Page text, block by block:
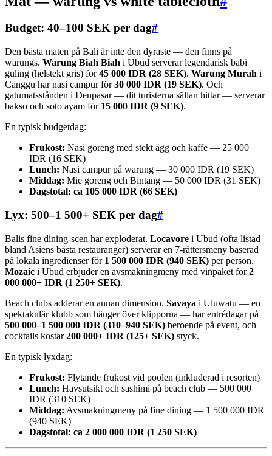
Budget: 40–100 SEK per dag#
Den bästa maten på Bali är inte den dyraste — den finns på
warungs. Warung Biah Biah i Ubud serverar legendarisk babi
guling (helstekt gris) för45 000 IDR (28 SEK). Warung Murah i
Canggu har nasi campur för30 000 IDR (19 SEK). Och
gatumatsstånden i Denpasar — dit turisterna sällan hittar — serverar
bakso och soto ayam för 15 000 IDR (9 SEK).
En typisk budgetdag:
Frukost: Nasi goreng med stekt ägg och kaffe — 25 000
IDR (16 SEK)
Lunch: Nasi campur på warung — 30 000 IDR (19 SEK)
Middag: Mie goreng och Bintang — 50 000 IDR (31 SEK)
Dagstotal: ca 105 000 IDR (66 SEK)
Lyx: 500–1 500+ SEK per dag#
Balis fine dining-scen har exploderat. Locavore i Ubud (ofta listad
bland Asiens bästa restauranger) serverar en 7-rättersmeny baserad
på lokala ingredienser för 1 500 000 IDR (940 SEK) per person.
Mozaic i Ubud erbjuder en avsmakningmeny med vinpaket för2
000 000+ IDR (1 250+ SEK).
Beach clubs adderar en annan dimension. Savaya i Uluwatu — en
spektakulär klubb som hänger över klipporna — har entrédagar på
500 000–1 500 000 IDR (310–940 SEK) beroende på event, och
cocktails kostar200 000+ IDR (125+ SEK) styck.
En typisk lyxdag:
Frukost: Flytande frukost vid poolen (inkluderad i resorten)
Lunch: Havsutsikt och sashimi på beach club — 500 000
IDR (310 SEK)
Middag: Avsmakningmeny på fine dining — 1 500 000 IDR
(940 SEK)
Dagstotal: ca 2 000 000 IDR (1 250 SEK)